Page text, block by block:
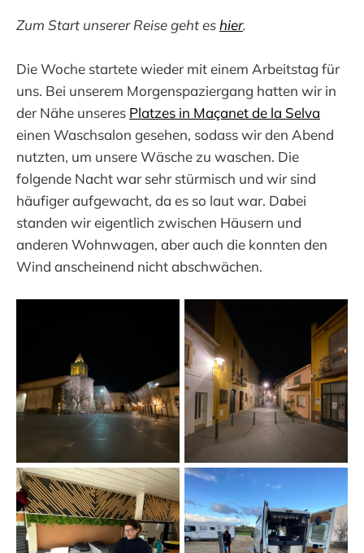
Zum Start unserer Reise geht eshier.
Die Woche startete wieder mit einem Arbeitstag für
uns. Bei unserem Morgenspaziergang hatten wir in
der Nähe unseres Platzes in Maçanet de la Selva
einen Waschsalon gesehen, sodass wir den Abend
nutzten, um unsere Wäsche zu waschen. Die
folgende Nacht war sehr stürmisch und wir sind
häufiger aufgewacht, da es so laut war. Dabei
standen wir eigentlich zwischen Häusern und
anderen Wohnwagen, aber auch die konnten den
Wind anscheinend nicht abschwächen.